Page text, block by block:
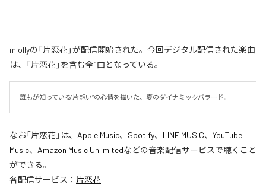
miollyの「片恋花」が配信開始された。今回デジタル配信された楽曲
は、「片恋花」を含む全1曲となっている。
誰もが知っている"片想い”の心情を描いた、夏のダイナミックバラード。
なお「片恋花」は、 Apple Music、 Spotify、 LINE MUSIC、 YouTube
Music、 Amazon Music Unlimitedなどの音楽配信サービスで聴くこと
ができる。
各配信サービス： 片恋花